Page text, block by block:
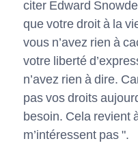
citer Edward
que votre droit à la
vous n’avez rien à
votre liberté
n’avez rien à dire.
pas vos droits
besoin. Cela revient
m’intéressent pas ".